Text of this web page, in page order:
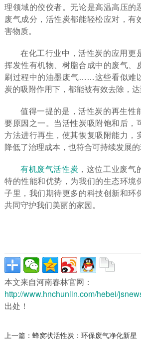
理领域的佼佼者。无论是高温高压的
废气成分，活性炭都能轻松应对，有
害物质。
在化工行业中，活性炭的应用更
挥发性有机物、树脂合成中的废气、
刷过程中的油墨废气……这些看似难
炭的吸附作用下，都能被有效去除，达
值得一提的是，活性炭的再生性
要原因之一。当活性炭吸附饱和后，
方法进行再生，使其恢复吸附能力，
降低了治理成本，也符合可持续发展的
有机废气活性炭 ，这位工业废气
特的性能和优势，为我们的生态环境
子里，我们期待更多的科技创新和环
共同守护我们美丽的家园。
本文来自河南春林官网：
http://www.hnchunlin.com/hebei/
出处！
上一篇： 蜂窝状活性炭：环保废气净化新星